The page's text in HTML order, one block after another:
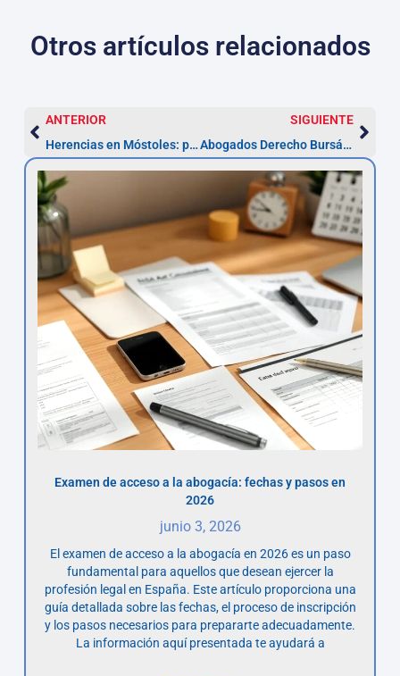
Otros artículos relacionados
ANTERIOR
Herencias en Móstoles: plazo 6 meses y pasos clave
SIGUIENTE
Abogados Derecho Bursátil Móstoles — Reclama en 6 meses
Examen de acceso a la abogacía: fechas y pasos en
2026
junio 3, 2026
El examen de acceso a la abogacía en 2026 es un paso
fundamental para aquellos que desean ejercer la
profesión legal en España. Este artículo proporciona una
guía detallada sobre las fechas, el proceso de inscripción
y los pasos necesarios para prepararte adecuadamente.
La información aquí presentada te ayudará a